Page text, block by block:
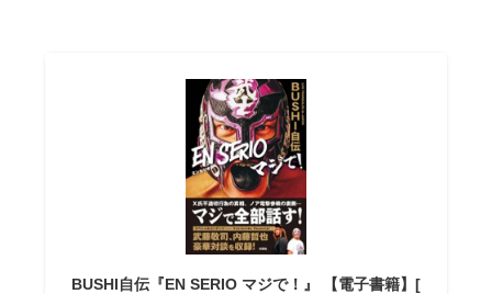
BUSHI自伝『EN SERIO マジで！』 【電子書籍】[